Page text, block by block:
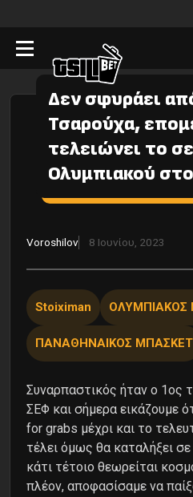
Δεν σφυράει
Τσαρούχα,
τελειώνει το
Ολυμπιακού
Voroshilov 8 Ιουνίου, 2023
Stoiximan ΟΛΥΜΠΙΑΚΟΣ
ΠΑΝΑΘΗΝΑΙΚΟΣ ΜΠΑΣΚΕΤ
Συναρπαστικός ήταν ο 1ος
ΣΕΦ και σήμερα εικάζουμε
for grabs μέχρι και το
τέλει όμως θα καταλήξει
κάτι τέτοιο θεωρείται
πλέον, αποφασίσαμε να